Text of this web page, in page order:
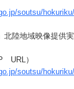
soutsu/
北陸地域映像提供
URL）
soutsu/